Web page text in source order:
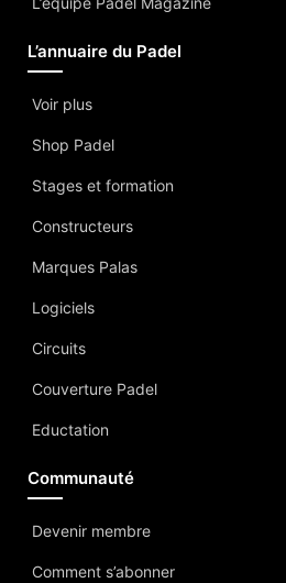
L’annuaire du Padel
Voir plus
Shop Padel
Stages et formation
Constructeurs
Marques Palas
Logiciels
Circuits
Couverture Padel
Eductation
Communauté
Devenir membre
Comment s’abonner